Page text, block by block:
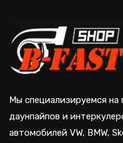
Мы специализируемся
даунпайпов и
автомобилей VW, BMW,